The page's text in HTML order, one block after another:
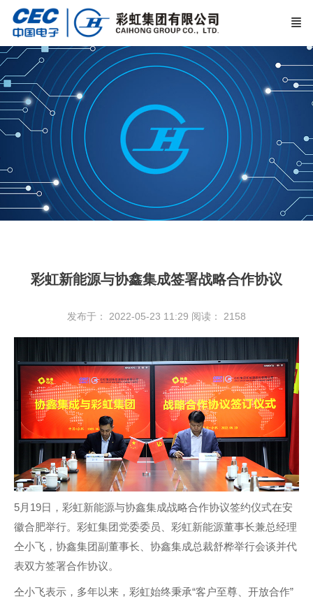
彩虹新能源与协鑫集成签署战略合作协议
发布于： 2022-05-23 11:29 阅读： 2158
5月19日，彩虹新能源与协鑫集成战略合作协议签约仪式在安
徽合肥举行。彩虹集团党委委员、彩虹新能源董事长兼总经理
仝小飞，协鑫集团副董事长、协鑫集成总裁舒桦举行会谈并代
表双方签署合作协议。
仝小飞表示，多年以来，彩虹始终秉承“客户至尊、开放合作”